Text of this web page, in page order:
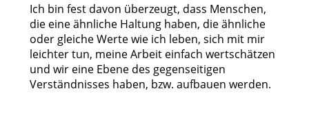
Ich bin fest davon überzeugt, dass Menschen,
die eine ähnliche Haltung haben, die ähnliche
oder gleiche Werte wie ich leben, sich mit mir
leichter tun, meine Arbeit einfach wertschätzen
und wir eine Ebene des gegenseitigen
Verständnisses haben, bzw. aufbauen werden.